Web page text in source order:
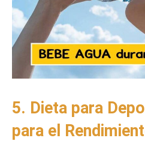
5. Dieta para
para el